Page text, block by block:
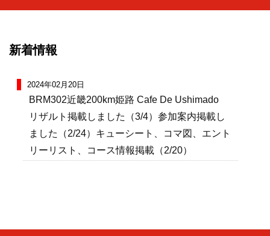
新着情報
2024年02月20日
BRM302近畿200km姫路 Cafe De Ushimado
リザルト掲載しました（3/4）参加案内掲載し
ました（2/24）キューシート、コマ図、エント
リーリスト、コース情報掲載（2/20）